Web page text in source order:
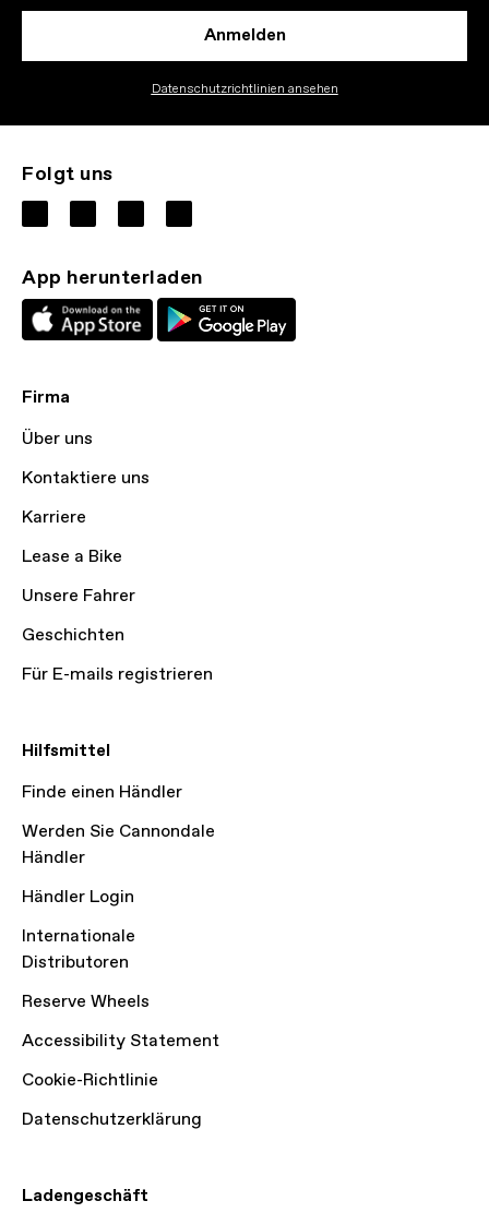
Anmelden
Datenschutzrichtlinien ansehen
Folgt uns
App herunterladen
Firma
Über uns
Kontaktiere uns
Karriere
Lease a Bike
Unsere Fahrer
Geschichten
Für E-mails registrieren
Hilfsmittel
Finde einen Händler
Werden Sie Cannondale
Händler
Händler Login
Internationale
Distributoren
Reserve Wheels
Accessibility Statement
Cookie-Richtlinie
Datenschutzerklärung
Ladengeschäft